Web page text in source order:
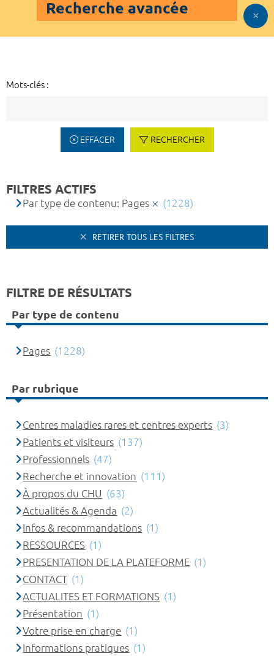
Recherche avancée
Mots-clés :
EFFACER RECHERCHER
FILTRES ACTIFS
Par type de contenu: Pages (1228)
RETIRER TOUS LES FILTRES
FILTRE DE RÉSULTATS
Par type de contenu
Pages (1228)
Par rubrique
Centres maladies rares et centres experts (3)
Patients et visiteurs (137)
Professionnels (47)
Recherche et innovation (111)
À propos du CHU (63)
Actualités & Agenda (2)
Infos & recommandations (1)
RESSOURCES (1)
PRESENTATION DE LA PLATEFORME (1)
CONTACT (1)
ACTUALITES ET FORMATIONS (1)
Présentation (1)
Votre prise en charge (1)
Informations pratiques (1)